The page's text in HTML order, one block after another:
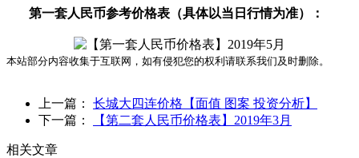
第一套人民币参考价格表（具体以当日行情为准）：
本站部分内容收集于互联网，如有侵犯您的权利请联系我们及时删除。
上一篇： 长城大四连价格【面值 图案 投资分析】
下一篇：
【第二套人民币价格表】2019年3月
相关文章